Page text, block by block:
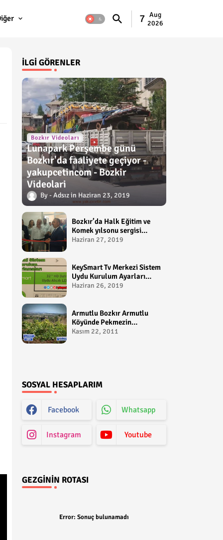
7 Aug
2026
İLGI GÖRENLER
Bozkır Videoları
Lunapark Perşembe günü
Bozkır'da faaliyete geçiyor -
yakupcetincom - Bozkir
Videolari
Adsız Haziran 23, 2019
Bozkır’da Halk Eğitim ve
Komek yılsonu sergisi
gerçekleştirildi-
Haziran 27, 2019
KeySmart Tv Merkezi Sistem
Uydu Kurulum Ayarları
Video anlatım -
Haziran 26, 2019
Armutlu Bozkır Armutlu
Köyünde Pekmezin
Hikayesi:Gezen Bilir Kontv
Kasım 22, 2011
SOSYAL HESAPLARIM
Facebook Whatsapp
Instagram Youtube
GEZGININ ROTASI
Error: Sonuç bulunamadı